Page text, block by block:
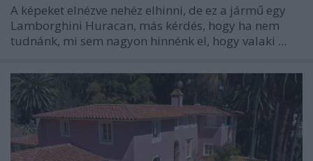
A képeket elnézve nehéz elhinni, de ez a jármű egy
Lamborghini Huracan, más kérdés, hogy ha nem
tudnánk, mi sem nagyon hinnénk el, hogy valaki ...